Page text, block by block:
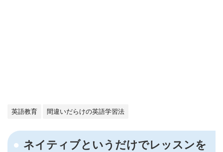
英語教育 間違いだらけの英語学習法
ネイティブというだけでレッスンを